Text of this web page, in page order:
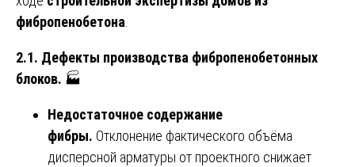
фибропенобетона.
2.1. Дефекты производства фибропенобетонных
блоков. 🏭
Недостаточное содержание
фибры. Отклонение фактического объёма
дисперсной арматуры от проектного снижает